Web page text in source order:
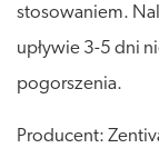
stosowaniem.
upływie 3-5 dni
pogorszenia.
Producent: